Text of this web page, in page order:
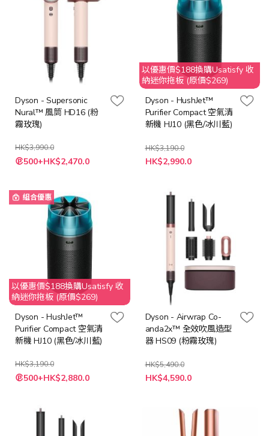
Dyson - Supersonic
Nural™ 風筒 HD16 (粉
霧玫瑰)
HK$3,990.0
特
殊 500+HK$2,470.0
以優惠價$188換購Usatisfy 收
納迷你拖板 (原價$269)
Dyson - HushJet™
Purifier Compact 空氣清
新機 HJ10 (黑色/冰川藍)
HK$3,190.0
特
殊
HK$2,990.0
組合優惠
以優惠價$188換購Usatisfy 收
納迷你拖板 (原價$269)
Dyson - HushJet™
Purifier Compact 空氣清
新機 HJ10 (黑色/冰川藍)
HK$3,190.0
特
殊 500+HK$2,880.0
Dyson - Airwrap Co-
anda2x™ 全效吹風造型
器 HS09 (粉霧玫瑰)
HK$5,490.0
特
殊
HK$4,590.0